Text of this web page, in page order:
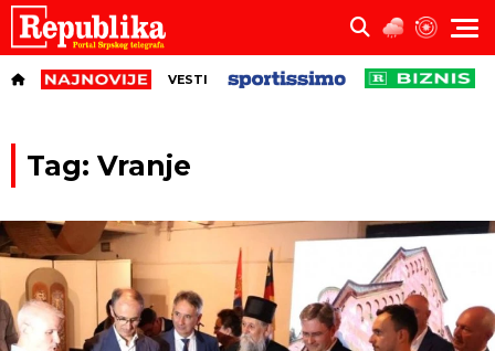
VESTI
Tag: Vranje